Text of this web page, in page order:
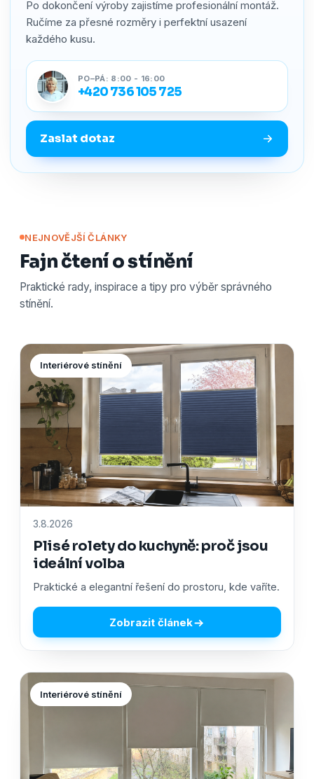
Po dokončení výroby zajistíme profesionální montáž.
Ručíme za přesné rozměry i perfektní usazení
každého kusu.
PO–PÁ: 8:00 - 16:00
+420 736 105 725
Zaslat dotaz
NEJNOVĚJŠÍ ČLÁNKY
Fajn čtení o stínění
Praktické rady, inspirace a tipy pro výběr správného
stínění.
Interiérové stínění
3.8.2026
Plisé rolety do kuchyně: proč jsou
ideální volba
Praktické a elegantní řešení do prostoru, kde vaříte.
Zobrazit článek
Interiérové stínění